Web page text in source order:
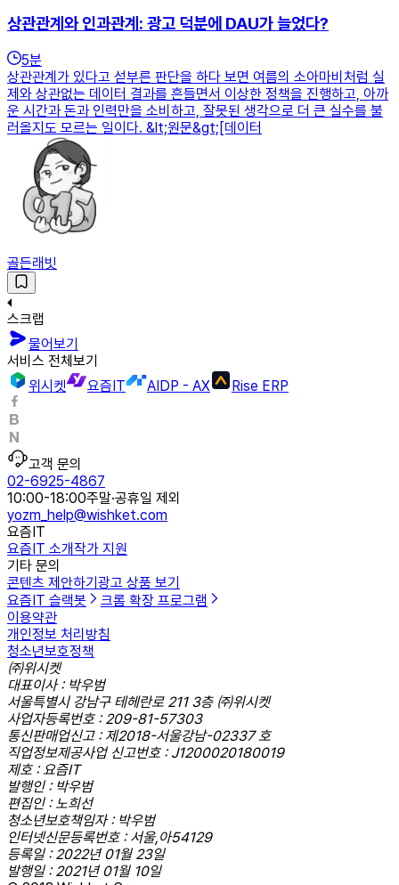
상관관계와 인과관계: 광고 덕분에 DAU가 늘었다?
5분
상관관계가 있다고 섣부른 판단을 하다 보면 여름의 소아마비처럼 실
제와 상관없는 데이터 결과를 흔들면서 이상한 정책을 진행하고, 아까
운 시간과 돈과 인력만을 소비하고, 잘못된 생각으로 더 큰 실수를 불
러올지도 모르는 일이다. &lt;원문&gt;[데이터
골든래빗
스크랩
물어보기
서비스 전체보기
위시켓
요즘IT AIDP - AX Rise ERP
고객 문의
02-6925-4867
10:00-18:00주말·공휴일 제외
yozm_help@wishket.com
요즘IT
요즘IT 소개작가 지원
기타 문의
콘텐츠 제안하기 광고 상품 보기
요즘IT 슬랙봇
크롬 확장 프로그램
이용약관
개인정보 처리방침
청소년보호정책
㈜위시켓
대표이사 : 박우범
서울특별시 강남구 테헤란로 211 3층 ㈜위시켓
사업자등록번호 : 209-81-57303
통신판매업신고 : 제2018-서울강남-02337 호
직업정보제공사업 신고번호 : J1200020180019
제호 : 요즘IT
발행인 : 박우범
편집인 : 노희선
청소년보호책임자 : 박우범
인터넷신문등록번호 : 서울,아54129
등록일 : 2022년 01월 23일
발행일 : 2021년 01월 10일